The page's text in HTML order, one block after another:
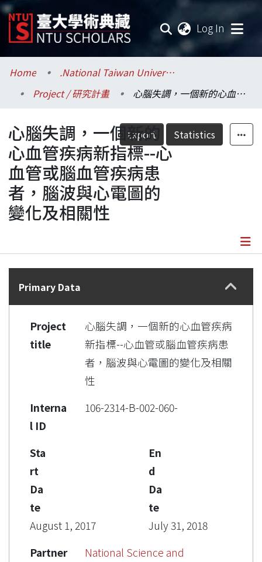
Log In
Communities & Collections
Research Outputs
Fundings & Projects
Researchers
Organizations
Statistics
Home
.National Taiwan University / 國立臺灣大學
Project / 研究計畫
心腦失調，一個新的心血管疾病新指標--心血管或腦血管疾病患者，腦波與心電圖的變化及相關性
Export Statistics
心腦失調，一個新的
心血管疾病新指標--心
血管或腦血管疾病患
者，腦波與心電圖的
變化及相關性
Details
Primary Data
Project
title
心腦失調，一個新的心血管疾病
新指標--心血管或腦血管疾病患
者，腦波與心電圖的變化及相關
性
Interna
l ID
106-2314-B-002-060-
Sta
rt
Da
te
August 1, 2017
En
d
Da
te
July 31, 2018
Partner
National Science and